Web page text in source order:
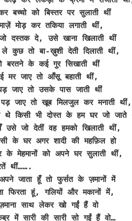
बच्चो को बिस्तर पर सुलाती थीं
मोड़ कर तकिया लगाती थीं,
दस्तक दे, उसे खाना खिलाती थीं
ले कुछ तो बा-ख़ुशी देती दिलाती थीं,
बरतने के कई गुर सिखाती थीं
मर जाए तो आँसू बहाती थीं,
पड़ जाए तो उसके पास जाती थीं
पड़ जाए तो खूब मिलजुल कर मनाती थीं,
थे किसी भी दोस्त के हम घर जो जाते
उसे जो देतीं वह हमको खिलाती थीं,
के घर अगर शादी की महफ़िल हो
के मेहमानों को अपने घर सुलाती थीं,
थीं…….
जाता हूँ तो फुर्सत के ज़मानों में
फिरता हूं, गलियों और मकानों में,
साथ लेकर खो गईं हैं वो
में सारी की सारी सो गईं हैं वो…